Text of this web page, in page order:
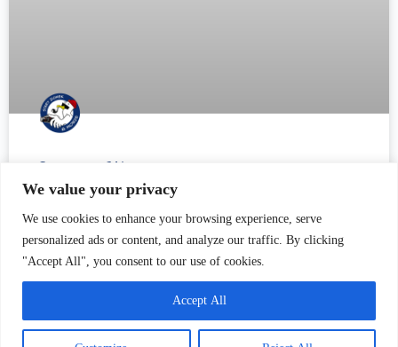
We value your privacy
We use cookies to enhance your browsing experience, serve
personalized ads or content, and analyze our traffic. By clicking
"Accept All", you consent to our use of cookies.
Accept All
Chata na Wyspie
„Chata na Wyspie” (ul. Nadwiślańska, Górki Wschodnie,
posadowiony na podmurówce z cegły, służący pierwotnie jako
chata rybacka na co wskazuje tzw. czarna kuchnia czyli